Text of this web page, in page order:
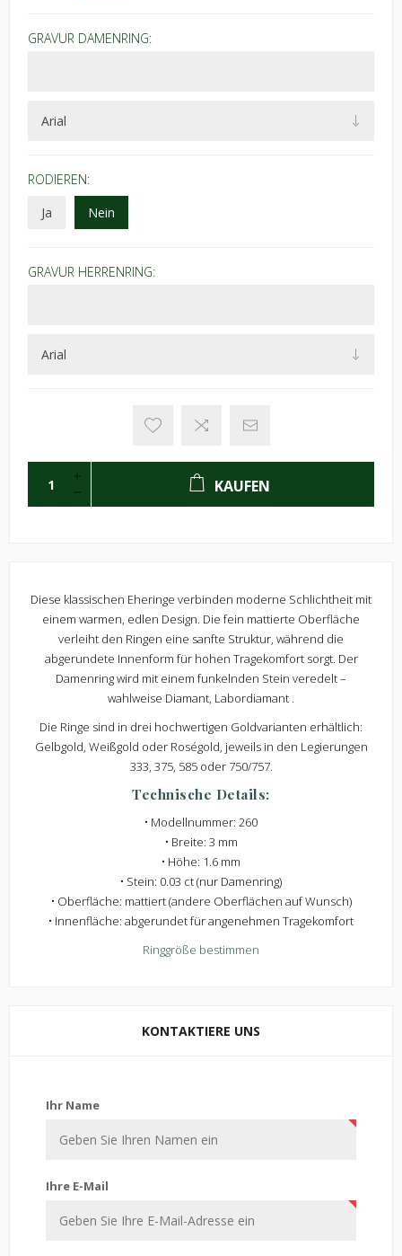
GRAVUR DAMENRING:
RODIEREN:
Ja
Nein
GRAVUR HERRENRING:
KAUFEN
Diese klassischen Eheringe verbinden moderne Schlichtheit mit
einem warmen, edlen Design. Die fein mattierte Oberfläche
verleiht den Ringen eine sanfte Struktur, während die
abgerundete Innenform für hohen Tragekomfort sorgt. Der
Damenring wird mit einem funkelnden Stein veredelt –
wahlweise Diamant, Labordiamant .
Die Ringe sind in drei hochwertigen Goldvarianten erhältlich:
Gelbgold, Weißgold oder Roségold, jeweils in den Legierungen
333, 375, 585 oder 750/757.
Technische Details:
• Modellnummer: 260
• Breite: 3 mm
• Höhe: 1.6 mm
• Stein: 0.03 ct (nur Damenring)
• Oberfläche: mattiert (andere Oberflächen auf Wunsch)
• Innenfläche: abgerundet für angenehmen Tragekomfort
Ringgröße bestimmen
KONTAKTIERE UNS
Ihr Name
Ihre E-Mail